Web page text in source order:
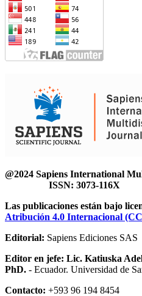
@2024 Sapiens International
ISSN: 3073-116X
Las publicaciones están bajo
Atribución 4.0 Internacional
Editorial: Sapiens Ediciones
Editor en jefe: Lic. Katiuska
PhD. - Ecuador. Universidad de
Contacto: +593 96 194 8454